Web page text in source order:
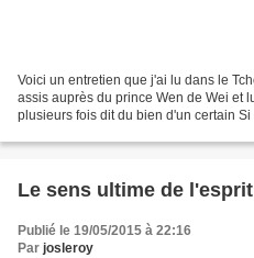
Voici un entretien que j'ai lu dans le
assis auprès du prince Wen de Wei et
plusieurs fois dit du bien d'un certain
Le sens ultime de l'esprit
Publié le 19/05/2015 à 22:16
Par josleroy